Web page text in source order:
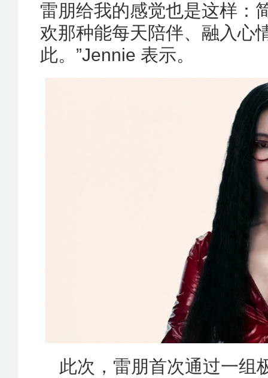
雷朋给我的感觉也是这样：
欢那种能每天陪伴、融入心
此。”Jennie 表示。
此次，雷朋首次通过一组